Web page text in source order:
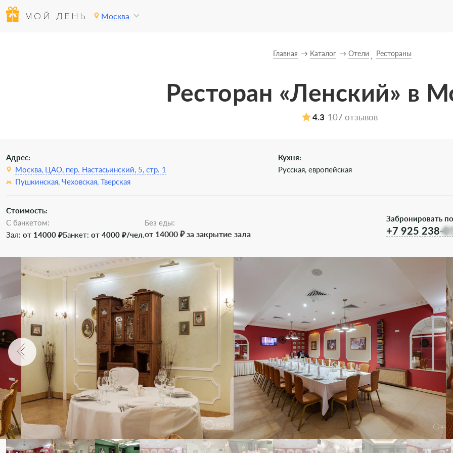
МОЙ ДЕНЬ Москва
Главная Каталог Отели Рестораны
Ресторан «Ленский» в
4.3 107 отзывов
Адрес:
Москва, ЦАО, пер. Настасьинский, 5, стр. 1
Пушкинская, Чеховская, Тверская
Кухня:
Русская, европейская
Стоимость:
С банкетом:
Зал: от 14000 ₽Банкет: от 4000 ₽/чел.
Без еды:
от 14000 ₽ за закрытие зала
Забронировать
+7 925 238-